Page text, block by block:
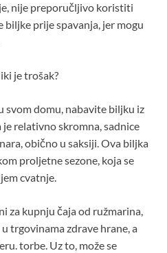
nije preporučljivo koristiti
prije spavanja, jer mogu
je trošak?
svom domu, nabavite biljku iz
relativno skromna, sadnice
obično u saksiji. Ova biljka
proljetne sezone, koja se
cvatnje.
za kupnju čaja od ružmarina,
trgovinama zdrave hrane, a
torbe. Uz to, može se